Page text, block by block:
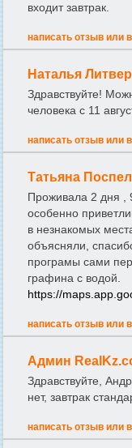
входит завтрак.
написать отзыв или
Наталья Литвер
Здравствуйте!
человека с 11
написать отзыв или
Татьяна
Проживала 2 дня ,
особенно
в незнакомых
объясняли,
програмы сами
графина с водой.
https://
написать отзыв или
Админ
Здравствуйте,
нет, завтрак
написать отзыв или